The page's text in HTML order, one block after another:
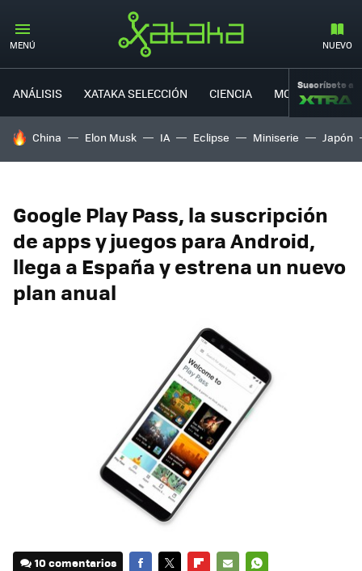
MENÚ NUEVO
ANÁLISIS XATAKA SELECCIÓN CIENCIA MOVILIDAD
Suscríbete a
HOY SE HABLA DE
China Elon Musk IA Eclipse Miniserie Japón
Google Play Pass, la suscripción
de apps y juegos para Android,
llega a España y estrena un nuevo
plan anual
10 comentarios